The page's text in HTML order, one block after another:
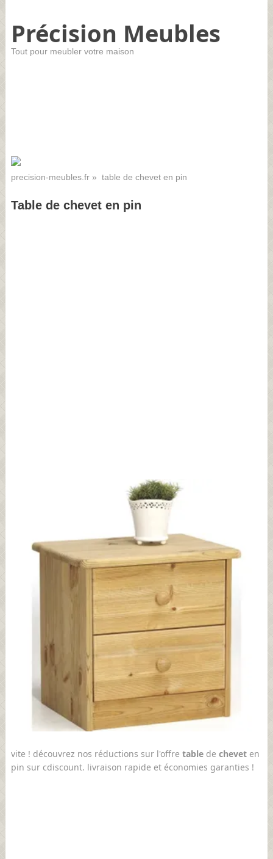
Précision Meubles
Tout pour meubler votre maison
precision-meubles.fr» table de chevet en pin
Table de chevet en pin
vite ! découvrez nos réductions sur l'offre tablede cheveten
pin sur cdiscount. livraison rapide et économies garanties !